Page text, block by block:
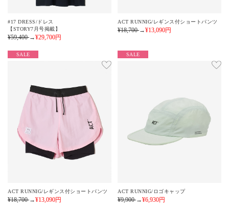
#17 DRESS/ドレス
【STORY7月号掲載】
¥59,400→¥29,700円
ACT RUNNIG/レギンス付ショートパンツ
¥18,700→¥13,090円
SALE
ACT RUNNIG/レギンス付ショートパンツ
¥18,700→¥13,090円
SALE
ACT RUNNIG/ロゴキャップ
¥9,900→¥6,930円